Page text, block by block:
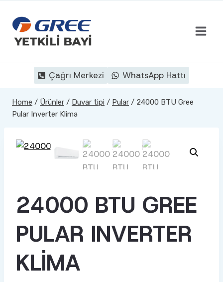
content
Çağrı Merkezi WhatsApp Hattı
Home / Ürünler / Duvar tipi / Pular / 24000 BTU Gree
Pular Inverter Klima
24000 BTU GREE
PULAR INVERTER
KLIMA